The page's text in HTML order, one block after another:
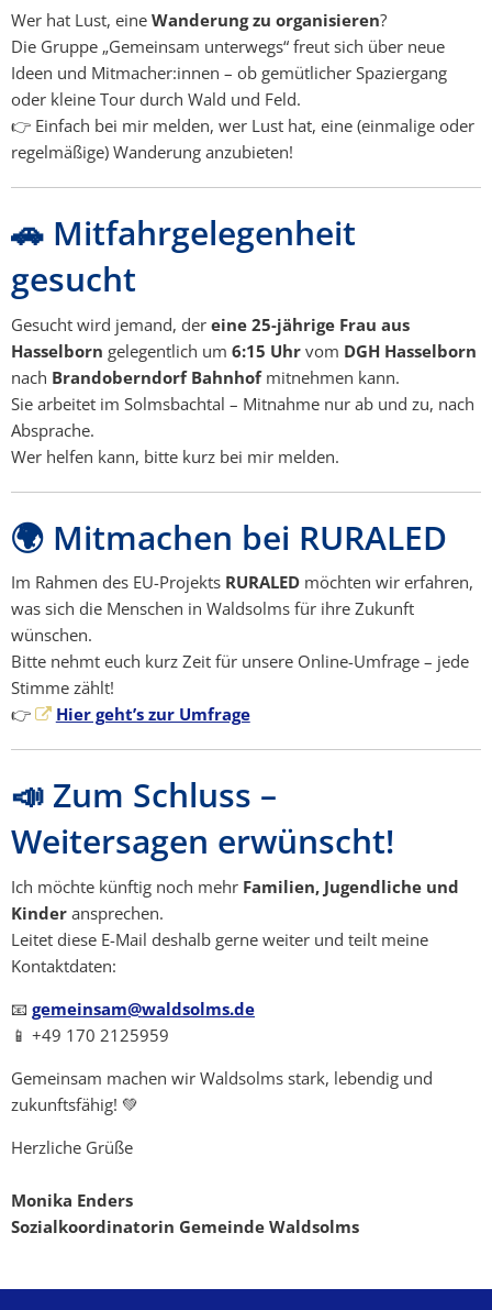
Wer hat Lust, eine Wanderung zu organisieren?
Die Gruppe „Gemeinsam unterwegs“ freut sich über neue
Ideen und Mitmacher:innen – ob gemütlicher Spaziergang
oder kleine Tour durch Wald und Feld.
👉 Einfach bei mir melden, wer Lust hat, eine (einmalige oder
regelmäßige) Wanderung anzubieten!
🚗 Mitfahrgelegenheit
gesucht
Gesucht wird jemand, der eine 25-jährige Frau aus
Hasselborn gelegentlich um 6:15 Uhr vom DGH Hasselborn
nach Brandoberndorf Bahnhofmitnehmen kann.
Sie arbeitet im Solmsbachtal – Mitnahme nur ab und zu, nach
Absprache.
Wer helfen kann, bitte kurz bei mir melden.
🌍 Mitmachen bei RURALED
Im Rahmen des EU-Projekts RURALED möchten wir erfahren,
was sich die Menschen in Waldsolms für ihre Zukunft
wünschen.
Bitte nehmt euch kurz Zeit für unsere Online-Umfrage – jede
Stimme zählt!
👉
Hier geht’s zur Umfrage
📣 Zum Schluss –
Weitersagen erwünscht!
Ich möchte künftig noch mehr Familien, Jugendliche und
Kinder ansprechen.
Leitet diese E-Mail deshalb gerne weiter und teilt meine
Kontaktdaten:
📧 gemeinsam@waldsolms.de
📱 +49 170 2125959
Gemeinsam machen wir Waldsolms stark, lebendig und
zukunftsfähig! 💚
Herzliche Grüße
Monika Enders
Sozialkoordinatorin Gemeinde Waldsolms